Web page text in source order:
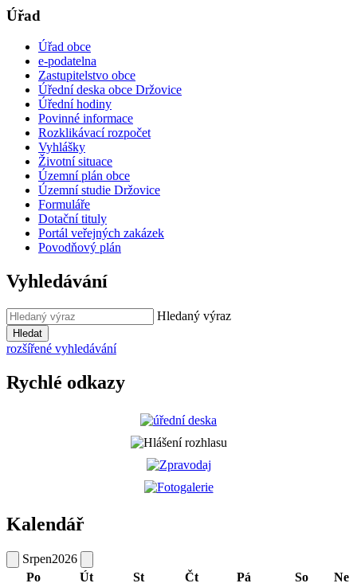
Úřad
Úřad obce
e-podatelna
Zastupitelstvo obce
Úřední deska obce Držovice
Úřední hodiny
Povinné informace
Rozklikávací rozpočet
Vyhlášky
Životní situace
Územní plán obce
Územní studie Držovice
Formuláře
Dotační tituly
Portál veřejných zakázek
Povodňový plán
Vyhledávání
Hledaný výraz
Hledat
rozšířené vyhledávání
Rychlé odkazy
Kalendář
Srpen2026
Po
Út St Čt Pá So Ne